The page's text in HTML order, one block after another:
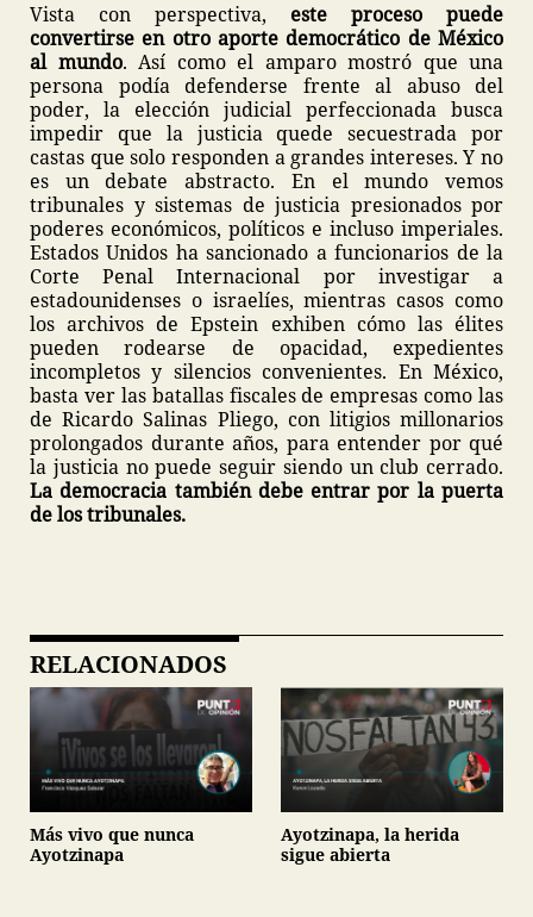
Vista con perspectiva, este proceso puede
convertirse en otro aporte democrático de México
al mundo. Así como el amparo mostró que una
persona podía defenderse frente al abuso del
poder, la elección judicial perfeccionada busca
impedir que la justicia quede secuestrada por
castas que solo responden a grandes intereses. Y no
es un debate abstracto. En el mundo vemos
tribunales y sistemas de justicia presionados por
poderes económicos, políticos e incluso imperiales.
Estados Unidos ha sancionado a funcionarios de la
Corte Penal Internacional por investigar a
estadounidenses o israelíes, mientras casos como
los archivos de Epstein exhiben cómo las élites
pueden rodearse de opacidad, expedientes
incompletos y silencios convenientes. En México,
basta ver las batallas fiscales de empresas como las
de Ricardo Salinas Pliego, con litigios millonarios
prolongados durante años, para entender por qué
la justicia no puede seguir siendo un club cerrado.
La democracia también debe entrar por la puerta
de los tribunales.
RELACIONADOS
Más vivo que nunca
Ayotzinapa
Ayotzinapa, la herida
sigue abierta